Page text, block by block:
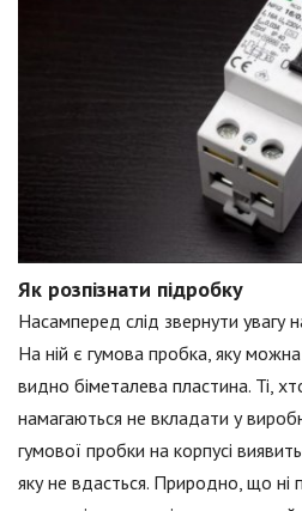
Як розпізнати підробку
Насамперед слід звернути увагу
На ній є гумова пробка, яку
видно біметалева пластина. Ті,
намагаються не вкладати у
гумової пробки на корпусі
яку не вдасться. Природно, що ні